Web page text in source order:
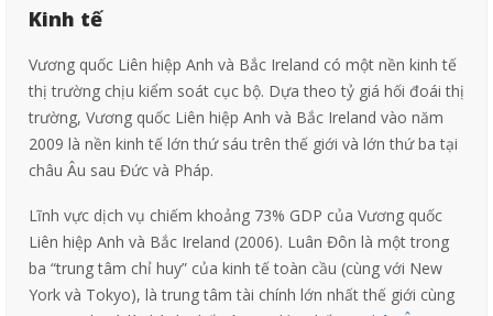
Kinh tế
Vương quốc Liên hiệp Anh và Bắc Ireland có một nền kinh tế
thị trường chịu kiểm soát cục bộ. Dựa theo tỷ giá hối đoái thị
trường, Vương quốc Liên hiệp Anh và Bắc Ireland vào năm
2009 là nền kinh tế lớn thứ sáu trên thế giới và lớn thứ ba tại
châu Âu sau Đức và Pháp.
Lĩnh vực dịch vụ chiếm khoảng 73% GDP của Vương quốc
Liên hiệp Anh và Bắc Ireland (2006). Luân Đôn là một trong
ba “trung tâm chỉ huy” của kinh tế toàn cầu (cùng với New
York và Tokyo), là trung tâm tài chính lớn nhất thế giới cùng